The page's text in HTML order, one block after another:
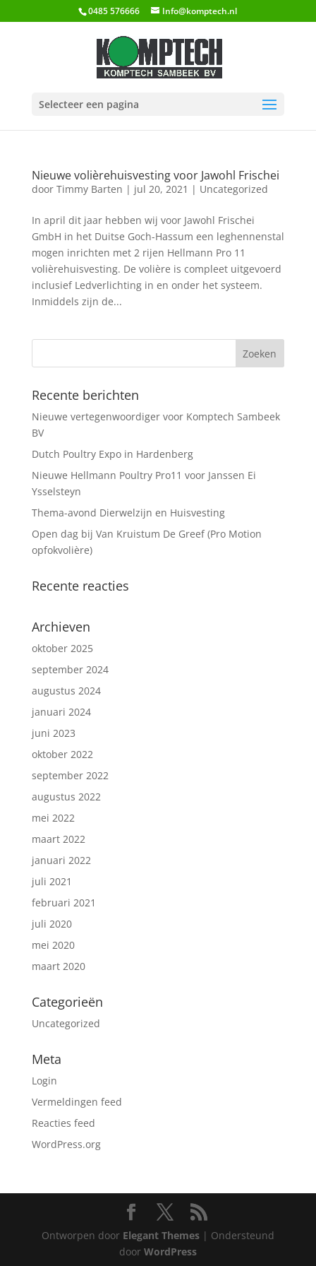
0485 576666 Info@komptech.nl
Selecteer een pagina
Nieuwe volièrehuisvesting voor Jawohl Frischei
door Timmy Barten | jul 20, 2021 | Uncategorized
In april dit jaar hebben wij voor Jawohl Frischei
GmbH in het Duitse Goch-Hassum een leghennenstal
mogen inrichten met 2 rijen Hellmann Pro 11
volièrehuisvesting. De volière is compleet uitgevoerd
inclusief Ledverlichting in en onder het systeem.
Inmiddels zijn de...
Recente berichten
Nieuwe vertegenwoordiger voor Komptech Sambeek
BV
Dutch Poultry Expo in Hardenberg
Nieuwe Hellmann Poultry Pro11 voor Janssen Ei
Ysselsteyn
Thema-avond Dierwelzijn en Huisvesting
Open dag bij Van Kruistum De Greef (Pro Motion
opfokvolière)
Recente reacties
Archieven
oktober 2025
september 2024
augustus 2024
januari 2024
juni 2023
oktober 2022
september 2022
augustus 2022
mei 2022
maart 2022
januari 2022
juli 2021
februari 2021
juli 2020
mei 2020
maart 2020
Categorieën
Uncategorized
Meta
Login
Vermeldingen feed
Reacties feed
WordPress.org
Ontworpen door Elegant Themes| Ondersteund
door WordPress